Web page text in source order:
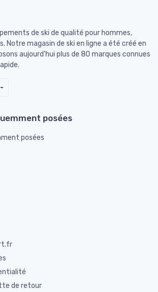
de ski de qualité pour hommes,
Notre magasin de ski en ligne a été créé en
aujourd'hui plus de 80 marques connues
posées
posées
de retour